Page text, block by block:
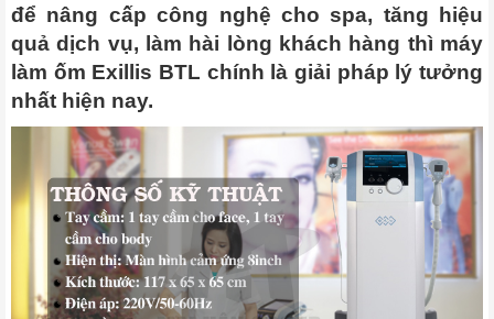
để nâng cấp công nghệ cho spa, tăng hiệu
quả dịch vụ, làm hài lòng khách hàng thì máy
làm ốm Exillis BTL chính là giải pháp lý tưởng
nhất hiện nay.